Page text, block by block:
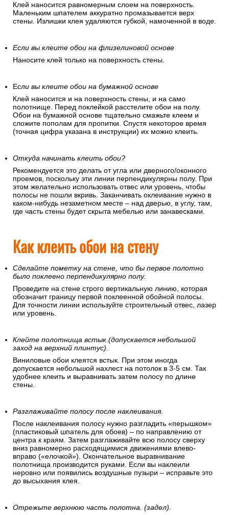
Клей наносится равномерным слоем на поверхность.
Маленьким шпателем аккуратно промазывается верх
стены. Излишки клея удаляются губкой, намоченной в воде.
Если вы клеите обои на флизелиновой основе
Наносите клей только на поверхность стены.
Если вы клеите обои на бумажной основе
Клей наносится и на поверхность стены, и на само
полотнище. Перед поклейкой расстелите обои на полу.
Обои на бумажной основе тщательно смажьте клеем и
сложите пополам для пропитки. Спустя некоторое время
(точная цифра указана в инструкции) их можно клеить.
Откуда начинать клеить обои?
Рекомендуется это делать от угла или дверного/оконного
проемов, поскольку эти линии перпендикулярны полу. При
этом желательно использовать отвес или уровень, чтобы
полосы не пошли вкривь. Заканчивать оклеивание нужно в
каком-нибудь незаметном месте – над дверью, в углу, там,
где часть стены будет скрыта мебелью или занавесками.
Как клеить обои на стену
Сделайте пометку на стене, что бы первое полотно
было поклеено перпендикулярно полу.
Проведите на стене строго вертикальную линию, которая
обозначит границу первой поклеенной обойной полосы.
Для точности линии используйте строительный отвес, лазер
или уровень.
Клейте полотнища встык.(допускается небольшой
заход на верхний плинтус).
Виниловые обои клеятся встык. При этом иногда
допускается небольшой нахлест на потолок в 3-5 см. Так
удобнее клеить и выравнивать затем полосу по длине
стены.
Разглаживайте полосу после наклеивания.
После наклеивания полосу нужно разгладить «перышком»
(пластиковый шпатель для обоев) – по направлению от
центра к краям. Затем разглаживайте всю полосу сверху
вниз равномерно расходящимися движениями влево-
вправо («елочкой»). Окончательное выравнивание
полотнища производится руками. Если вы наклеили
неровно или появились воздушные пузыри – исправьте это
до высыхания клея.
Отрежьте верхнюю часть полотна. (задел).